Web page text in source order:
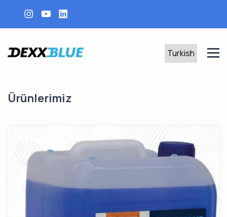
Ürünlerimiz